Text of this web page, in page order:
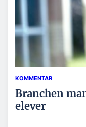
KOMMENTAR
Branchen
elever